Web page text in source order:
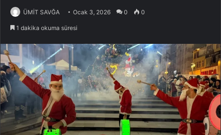
ÜMİT SAVĞA Ocak 3, 2026 0 0
1 dakika okuma süresi